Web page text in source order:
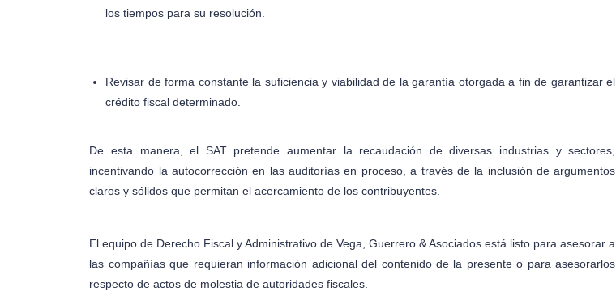
los tiempos para su resolución.
Revisar de forma constante la suficiencia y viabilidad de la garantía otorgada a fin de garantizar el
crédito fiscal determinado.
De esta manera, el SAT pretende aumentar la recaudación de diversas industrias y sectores,
incentivando la autocorrección en las auditorías en proceso, a través de la inclusión de argumentos
claros y sólidos que permitan el acercamiento de los contribuyentes.
El equipo de Derecho Fiscal y Administrativo de Vega, Guerrero & Asociados está listo para asesorar a
las compañías que requieran información adicional del contenido de la presente o para asesorarlos
respecto de actos de molestia de autoridades fiscales.